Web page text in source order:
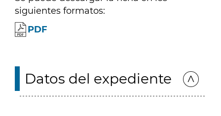
siguientes formatos:
PDF
Datos del expediente